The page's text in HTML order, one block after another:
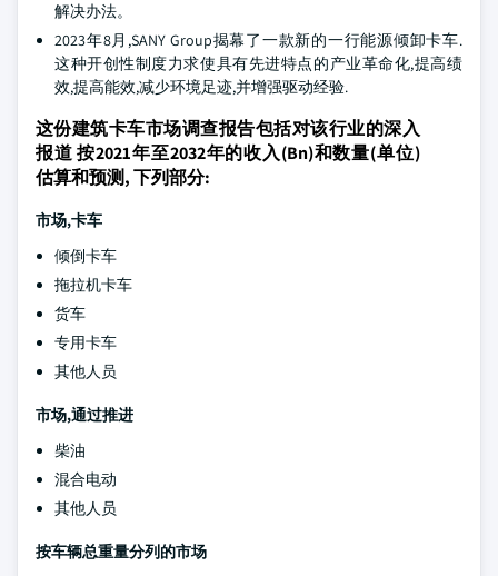
解决办法。
2023年8月,SANY Group揭幕了一款新的一行能源倾卸卡车.
这种开创性制度力求使具有先进特点的产业革命化,提高绩
效,提高能效,减少环境足迹,并增强驱动经验.
这份建筑卡车市场调查报告包括对该行业的深入
报道 按2021年至2032年的收入(Bn)和数量(单位)
估算和预测, 下列部分:
市场,卡车
倾倒卡车
拖拉机卡车
货车
专用卡车
其他人员
市场,通过推进
柴油
混合电动
其他人员
按车辆总重量分列的市场